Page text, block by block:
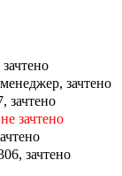
зачтено
зачтено
не зачтено
зачтено